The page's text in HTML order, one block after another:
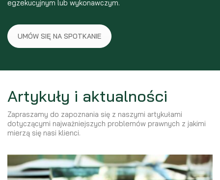
egzekucyjnym lub wykonawczym.
UMÓW SIĘ NA SPOTKANIE
Artykuły i aktualności
Zapraszamy do zapoznania się z naszymi artykułami
dotyczącymi najważniejszych problemów prawnych z jakimi
mierzą się nasi klienci.